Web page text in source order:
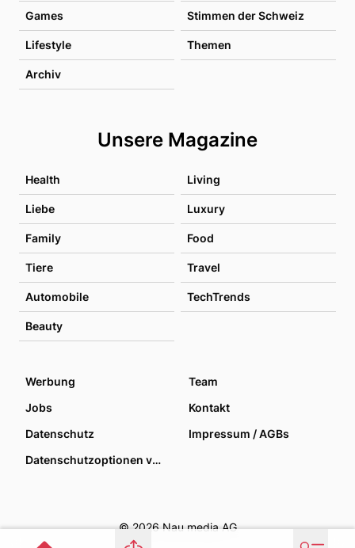
Games Stimmen der Schweiz
Lifestyle Themen
Archiv
Unsere Magazine
Health Living
Liebe Luxury
Family Food
Tiere Travel
Automobile TechTrends
Beauty
Werbung
Team
Jobs
Kontakt
Datenschutz
Impressum / AGBs
Datenschutzoptionen verwalten
© 2026 Nau media AG